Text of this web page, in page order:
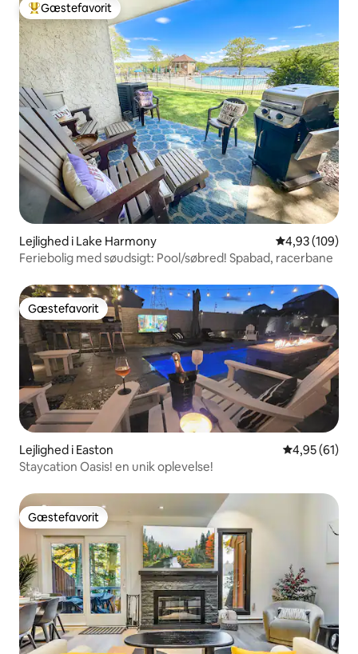
Bedste gæstefavorit
Gæstefavorit
Lejlighed i Lake Harmony 4,93 ud af 5 i
4,93 (109)
Feriebolig med søudsigt: Pool/søbred! Spabad, racerbane
Gæstefavorit
Gæstefavorit
Lejlighed i Easton 4,95 ud af 5
4,95 (61)
Staycation Oasis! en unik oplevelse!
Gæstefavorit
Gæstefavorit